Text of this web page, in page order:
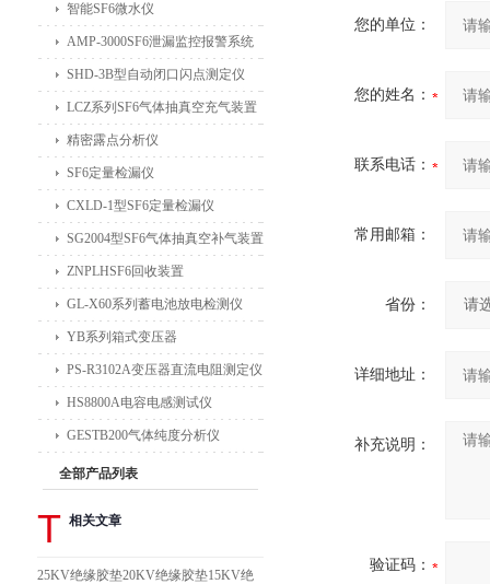
您的单位：
您的姓名：
联系电话：
常用邮箱：
省份：
详细地址：
补充说明：
验证码：
智能SF6微水仪
AMP-3000SF6泄漏监控报警系统
SHD-3B型自动闭口闪点测定仪
LCZ系列SF6气体抽真空充气装置
精密露点分析仪
SF6定量检漏仪
CXLD-1型SF6定量检漏仪
SG2004型SF6气体抽真空补气装置
ZNPLHSF6回收装置
GL-X60系列蓄电池放电检测仪
YB系列箱式变压器
PS-R3102A变压器直流电阻测定仪
HS8800A电容电感测试仪
GESTB200气体纯度分析仪
全部产品列表
T 相关文章
25KV绝缘胶垫20KV绝缘胶垫15KV绝